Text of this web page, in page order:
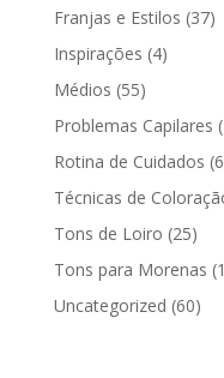
Franjas e Estilos (37)
Inspirações (4)
Médios (55)
Problemas Capilares
Rotina de Cuidados
Técnicas de
Tons de Loiro (25)
Tons para Morenas
Uncategorized (60)